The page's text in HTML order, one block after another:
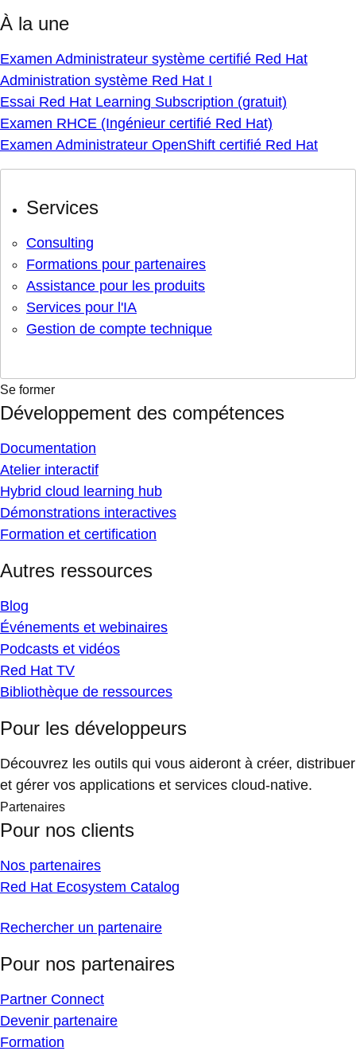
À la une
Examen Administrateur système certifié Red Hat
Administration système Red Hat I
Essai Red Hat Learning Subscription (gratuit)
Examen RHCE (Ingénieur certifié Red Hat)
Examen Administrateur OpenShift certifié Red Hat
Services
Consulting
Formations pour partenaires
Assistance pour les produits
Services pour l'IA
Gestion de compte technique
Se former
Développement des compétences
Documentation
Atelier interactif
Hybrid cloud learning hub
Démonstrations interactives
Formation et certification
Autres ressources
Blog
Événements et webinaires
Podcasts et vidéos
Red Hat TV
Bibliothèque de ressources
Pour les développeurs
Découvrez les outils qui vous aideront à créer, distribuer
et gérer vos applications et services cloud-native.
Partenaires
Pour nos clients
Nos partenaires
Red Hat Ecosystem Catalog
Rechercher un partenaire
Pour nos partenaires
Partner Connect
Devenir partenaire
Formation